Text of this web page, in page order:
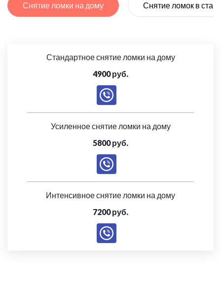
Снятие ломки на дому Снятие ломок в
Стандартное снятие ломки на дому
4900 руб.
Усиленное снятие ломки на дому
5800 руб.
Интенсивное снятие ломки на дому
7200 руб.